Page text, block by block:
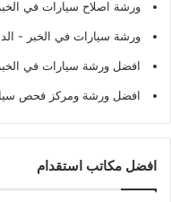
ورشة اصلاح سيارات في
ورشة سيارات في الخبر -
افضل ورشة سيارات في
افضل ورشة ومركز فحص
افضل مكاتب استقدام